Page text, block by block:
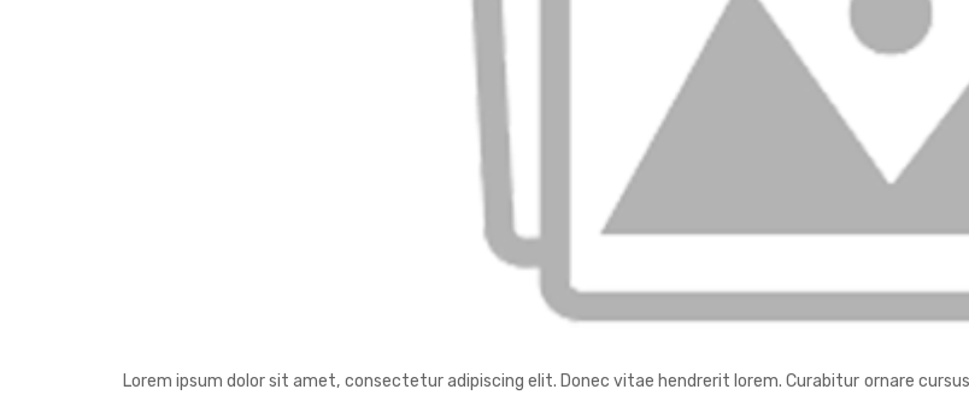
Lorem ipsum dolor sit amet, consectetur adipiscing elit. Donec vitae hendrerit lorem. Curabitur ornare